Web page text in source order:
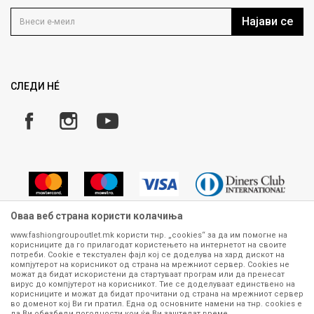
Кариера
Како да купите
Замена и рефундација на производи
Плаќање
Најави се
СЛЕДИ НÉ
Сите информации околу производите кои се изложени на нашата
онлајн продавница се стремиме да бидат конкретни, точни и прецизни,
меѓутоа не можеме да гарантираме дека се без ниту една грешка или
пак дека сите производи во моментот се достапни на залиха.
Фотографиите се најверодостојниот приказ на производот. Доколку
дојде до потреба за замена на производ или рефундација, процедурата
Оваа веб страна користи колачиња
www.fashiongroupoutlet.mk користи тнр. „cookies“ за да им помогне на
корисниците да го прилагодат користењето на интернетот на своите
потреби. Cookie е текстуален фајл кој се доделува на хард дискот на
компјутерот на корисникот од страна на мрежниот сервер. Cookies не
можат да бидат искористени да стартуваат програм или да пренесат
вирус до компјутерот на корисникот. Тие се доделуваат единствено на
корисниците и можат да бидат прочитани од страна на мрежниот сервер
во доменот кој Ви ги пратил. Една од основните намени на тнр. сookies е